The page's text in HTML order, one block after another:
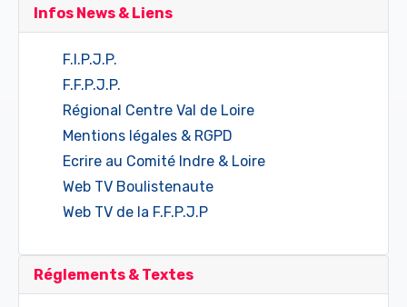
Infos News & Liens
F.I.P.J.P.
F.F.P.J.P.
Régional Centre Val de Loire
Mentions légales & RGPD
Ecrire au Comité Indre & Loire
Web TV Boulistenaute
Web TV de la F.F.P.J.P
Réglements & Textes